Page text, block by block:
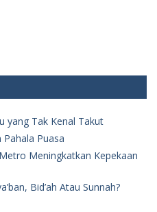
yang Tak Kenal Takut
Puasa
Meningkatkan Kepekaan
Bid’ah Atau Sunnah?